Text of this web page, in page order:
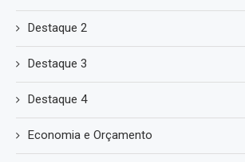
Destaque 2
Destaque 3
Destaque 4
Economia e Orçamento